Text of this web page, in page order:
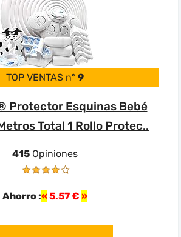
TOP VENTAS nº 9
Protector Esquinas Bebé
Total 1 Rollo Protec..
415 Opiniones
Ahorro : 5.57 €